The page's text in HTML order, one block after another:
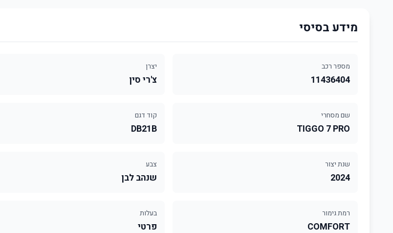
מידע בסיסי
מספר רכב
11436404
יצרן
צ'רי סין
שם מסחרי
TIGGO 7 PRO
קוד דגם
DB21B
שנת יצור
2024
צבע
שנהב לבן
רמת גימור
COMFORT
בעלות
פרטי